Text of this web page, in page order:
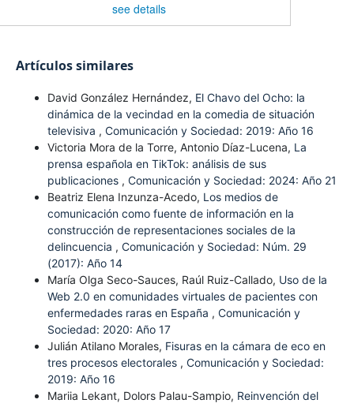
see details
Artículos similares
David González Hernández, El Chavo del Ocho: la
dinámica de la vecindad en la comedia de situación
televisiva , Comunicación y Sociedad: 2019: Año 16
Victoria Mora de la Torre, Antonio Díaz-Lucena, La
prensa española en TikTok: análisis de sus
publicaciones , Comunicación y Sociedad: 2024: Año 21
Beatriz Elena Inzunza-Acedo, Los medios de
comunicación como fuente de información en la
construcción de representaciones sociales de la
delincuencia , Comunicación y Sociedad: Núm. 29
(2017): Año 14
María Olga Seco-Sauces, Raúl Ruiz-Callado, Uso de la
Web 2.0 en comunidades virtuales de pacientes con
enfermedades raras en España , Comunicación y
Sociedad: 2020: Año 17
Julián Atilano Morales, Fisuras en la cámara de eco en
tres procesos electorales , Comunicación y Sociedad:
2019: Año 16
Mariia Lekant, Dolors Palau-Sampio, Reinvención del